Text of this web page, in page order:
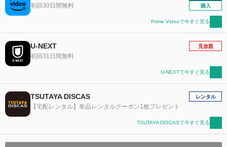
初回30日間無料
購入
Prime Videoで今すぐ見る
U-NEXT
初回31日間無料
見放題
U-NEXTで今すぐ見る
TSUTAYA DISCAS
【宅配レンタル】単品レンタルクーポン1枚プレゼント
レンタル
TSUTAYA DISCASで今すぐ見る